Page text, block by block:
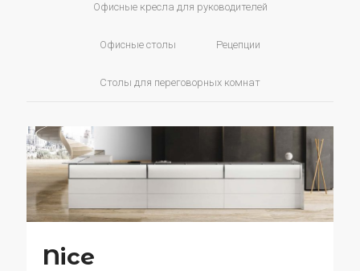
Офисные кресла для руководителей
Офисные столы Рецепции
Столы для переговорных комнат
Nice